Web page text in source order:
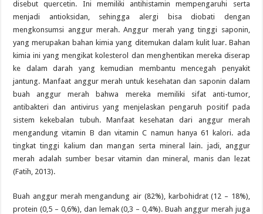
disebut quercetin. Ini memiliki antihistamin mempengaruhi serta
menjadi antioksidan, sehingga alergi bisa diobati dengan
mengkonsumsi anggur merah. Anggur merah yang tinggi saponin,
yang merupakan bahan kimia yang ditemukan dalam kulit luar. Bahan
kimia ini yang mengikat kolesterol dan menghentikan mereka diserap
ke dalam darah yang kemudian membantu mencegah penyakit
jantung. Manfaat anggur merah untuk kesehatan dan saponin dalam
buah anggur merah bahwa mereka memiliki sifat anti-tumor,
antibakteri dan antivirus yang menjelaskan pengaruh positif pada
sistem kekebalan tubuh. Manfaat kesehatan dari anggur merah
mengandung vitamin B dan vitamin C namun hanya 61 kalori. ada
tingkat tinggi kalium dan mangan serta mineral lain. jadi, anggur
merah adalah sumber besar vitamin dan mineral, manis dan lezat
(Fatih, 2013).
Buah anggur merah mengandung air (82%), karbohidrat (12 – 18%),
protein (0,5 – 0,6%), dan lemak (0,3 – 0,4%). Buah anggur merah juga